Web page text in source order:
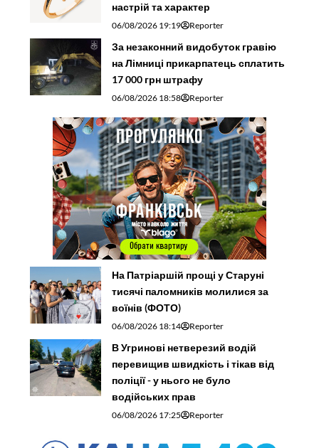
настрій та характер
06/08/2026 19:19 Reporter
За незаконний видобуток гравію
на Лімниці прикарпатець сплатить
17 000 грн штрафу
06/08/2026 18:58 Reporter
На Патріаршій прощі у Старуні
тисячі паломників молилися за
воїнів (ФОТО)
06/08/2026 18:14 Reporter
В Угринові нетверезий водій
перевищив швидкість і тікав від
поліції - у нього не було
водійських прав
06/08/2026 17:25 Reporter